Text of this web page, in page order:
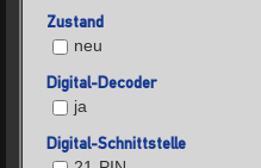
Zustand
neu
Digital-Decoder
ja
Digital-Schnittstelle